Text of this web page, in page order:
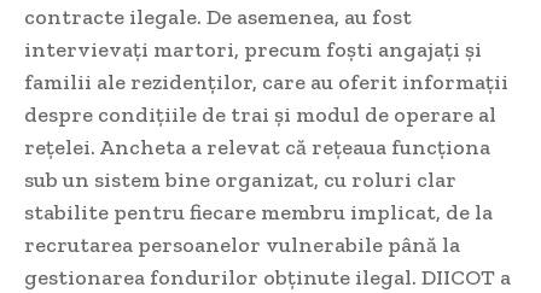
contracte ilegale. De asemenea, au fost
intervievați martori, precum foști angajați și
familii ale rezidenților, care au oferit informații
despre condițiile de trai și modul de operare al
rețelei. Ancheta a relevat că rețeaua funcționa
sub un sistem bine organizat, cu roluri clar
stabilite pentru fiecare membru implicat, de la
recrutarea persoanelor vulnerabile până la
gestionarea fondurilor obținute ilegal. DIICOT a